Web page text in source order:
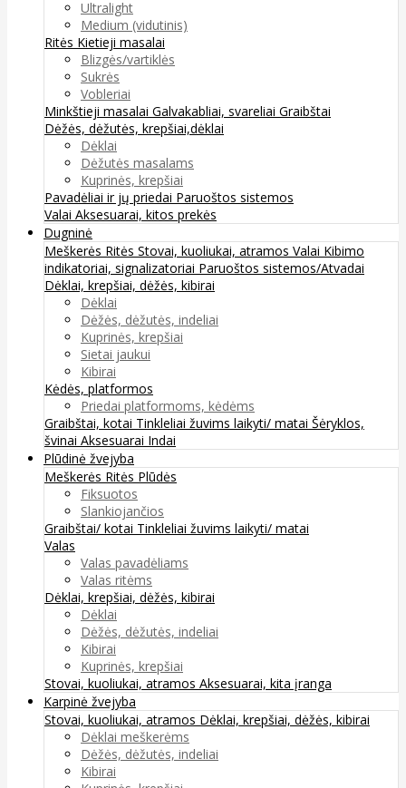
Ultralight
Medium (vidutinis)
Ritės Kietieji masalai
Blizgės/vartiklės
Sukrės
Vobleriai
Minkštieji masalai Galvakabliai, svareliai Graibštai
Dėžės, dėžutės, krepšiai,dėklai
Dėklai
Dėžutės masalams
Kuprinės, krepšiai
Pavadėliai ir jų priedai Paruoštos sistemos
Valai Aksesuarai, kitos prekės
Dugninė
Meškerės Ritės Stovai, kuoliukai, atramos Valai Kibimo
indikatoriai, signalizatoriai Paruoštos sistemos/Atvadai
Dėklai, krepšiai, dėžės, kibirai
Dėklai
Dėžės, dėžutės, indeliai
Kuprinės, krepšiai
Sietai jaukui
Kibirai
Kėdės, platformos
Priedai platformoms, kėdėms
Graibštai, kotai Tinkleliai žuvims laikyti/ matai Šėryklos,
švinai Aksesuarai Indai
Plūdinė žvejyba
Meškerės Ritės Plūdės
Fiksuotos
Slankiojančios
Graibštai/ kotai Tinkleliai žuvims laikyti/ matai
Valas
Valas pavadėliams
Valas ritėms
Dėklai, krepšiai, dėžės, kibirai
Dėklai
Dėžės, dėžutės, indeliai
Kibirai
Kuprinės, krepšiai
Stovai, kuoliukai, atramos Aksesuarai, kita įranga
Karpinė žvejyba
Stovai, kuoliukai, atramos Dėklai, krepšiai, dėžės, kibirai
Dėklai meškerėms
Dėžės, dėžutės, indeliai
Kibirai